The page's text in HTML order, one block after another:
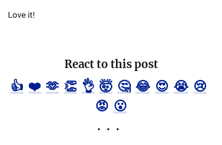
Love it!
React to this post
👍 ❤️ 🫶 👏 👌 🤯 🤔 😂 😍 😭 😢
😡 😮